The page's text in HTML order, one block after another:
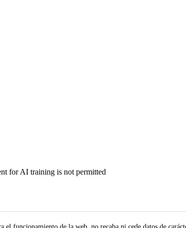
for AI training is not permitted